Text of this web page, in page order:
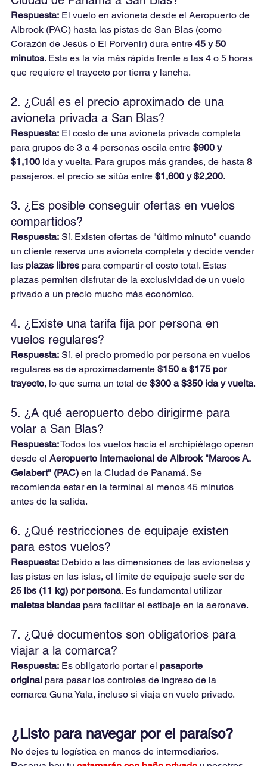
Respuesta: El vuelo en avioneta desde el Aeropuerto de
Albrook (PAC) hasta las pistas de San Blas (como
Corazón de Jesús o El Porvenir) dura entre 45 y 50
minutos. Esta es la vía más rápida frente a las 4 o 5 horas
que requiere el trayecto por tierra y lancha.
2. ¿Cuál es el precio aproximado de una
avioneta privada a San Blas?
Respuesta: El costo de una avioneta privada completa
para grupos de 3 a 4 personas oscila entre $900 y
$1,100 ida y vuelta. Para grupos más grandes, de hasta 8
pasajeros, el precio se sitúa entre $1,600 y $2,200.
3. ¿Es posible conseguir ofertas en vuelos
compartidos?
Respuesta: Sí. Existen ofertas de "último minuto" cuando
un cliente reserva una avioneta completa y decide vender
las plazas libres para compartir el costo total. Estas
plazas permiten disfrutar de la exclusividad de un vuelo
privado a un precio mucho más económico.
4. ¿Existe una tarifa fija por persona en
vuelos regulares?
Respuesta: Sí, el precio promedio por persona en vuelos
regulares es de aproximadamente $150 a $175 por
trayecto, lo que suma un total de $300 a $350 ida y vuelta.
5. ¿A qué aeropuerto debo dirigirme para
volar a San Blas?
Respuesta: Todos los vuelos hacia el archipiélago operan
desde el Aeropuerto Internacional de Albrook "Marcos A.
Gelabert" (PAC) en la Ciudad de Panamá. Se
recomienda estar en la terminal al menos 45 minutos
antes de la salida.
6. ¿Qué restricciones de equipaje existen
para estos vuelos?
Respuesta: Debido a las dimensiones de las avionetas y
las pistas en las islas, el límite de equipaje suele ser de
25 lbs (11 kg) por persona. Es fundamental utilizar
maletas blandas para facilitar el estibaje en la aeronave.
7. ¿Qué documentos son obligatorios para
viajar a la comarca?
Respuesta: Es obligatorio portar el pasaporte
original para pasar los controles de ingreso de la
comarca Guna Yala, incluso si viaja en vuelo privado.
¿Listo para navegar por el paraíso?
No dejes tu logística en manos de intermediarios.